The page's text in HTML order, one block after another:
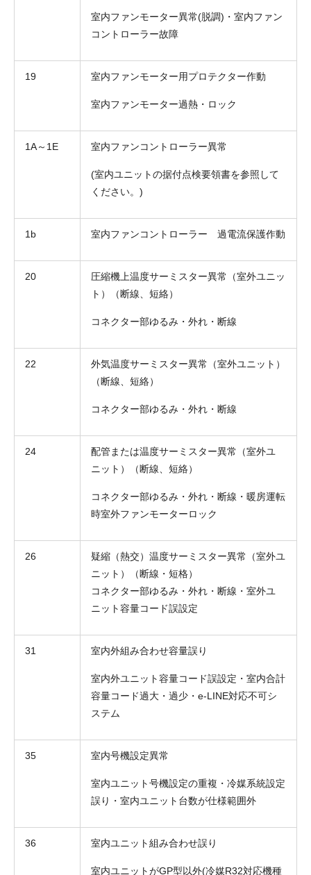
室内ファンモーター異常(脱調)・室内ファン
コントローラー故障
19 室内ファンモーター用プロテクター作動
室内ファンモーター過熱・ロック
1A～1E 室内ファンコントローラー異常
(室内ユニットの据付点検要領書を参照して
ください。)
1b 室内ファンコントローラー 過電流保護作動
20
圧縮機上温度サーミスター異常（室外ユニッ
ト）（断線、短絡）
コネクター部ゆるみ・外れ・断線
22
外気温度サーミスター異常（室外ユニット）
（断線、短絡）
コネクター部ゆるみ・外れ・断線
24
配管または温度サーミスター異常（室外ユ
ニット）（断線、短絡）
コネクター部ゆるみ・外れ・断線・暖房運転
時室外ファンモーターロック
26
疑縮（熱交）温度サーミスター異常（室外ユ
ニット）（断線・短格）
コネクター部ゆるみ・外れ・断線・室外ユ
ニット容量コード誤設定
31 室内外組み合わせ容量誤り
室内外ユニット容量コード誤設定・室内合計
容量コード過大・過少・e-LINE対応不可シ
ステム
35 室内号機設定異常
室内ユニット号機設定の重複・冷媒系統設定
誤り・室内ユニット台数が仕様範囲外
36 室内ユニット組み合わせ誤り
室内ユニットがGP型以外(冷媒R32対応機種
お問合せ内容
(ご選択ください)
工事お見積り依頼
ご相談
その他